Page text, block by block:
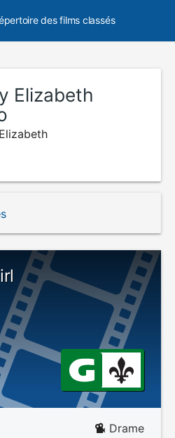
des films classés
Elizabeth
Drame